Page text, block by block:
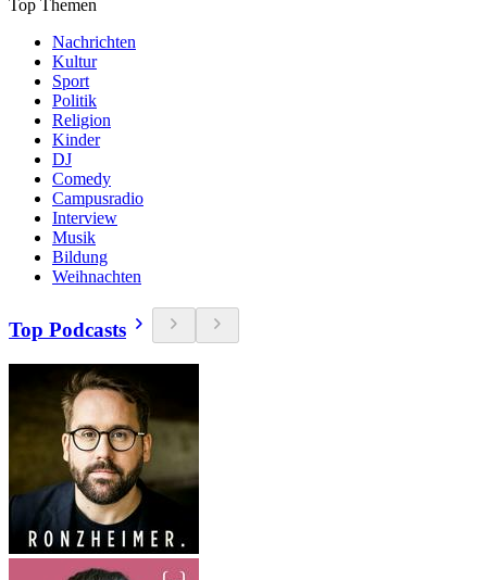
Top Themen
Nachrichten
Kultur
Sport
Politik
Religion
Kinder
DJ
Comedy
Campusradio
Interview
Musik
Bildung
Weihnachten
Top Podcasts